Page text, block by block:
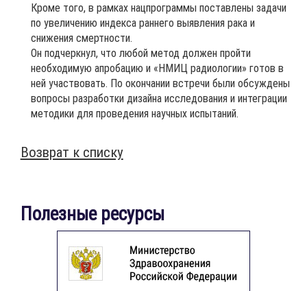
Кроме того, в рамках нацпрограммы поставлены задачи
по увеличению индекса раннего выявления рака и
снижения смертности.
Он подчеркнул, что любой метод должен пройти
необходимую апробацию и «НМИЦ радиологии» готов в
ней участвовать. По окончании встречи были обсуждены
вопросы разработки дизайна исследования и интеграции
методики для проведения научных испытаний.
Возврат к списку
Полезные ресурсы